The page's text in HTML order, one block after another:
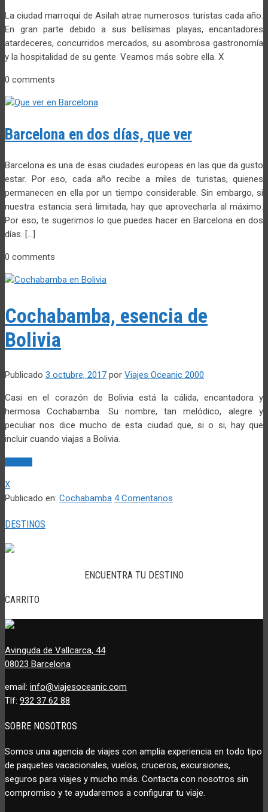
La ciudad marroquí de Asilah atrae numerosos turistas cada año.
En gran parte debido a sus bellísimas playas, encantadores
atardeceres, concurridos mercados, su asombrosa gastronomía
y la hospitalidad de su gente. Veamos más sobre ella. X
0 comments
Barcelona en dos días, que ver
Barcelona es una de esas ciudades europeas en las que da gusto
estar. Por eso, cada año recibe a miles de turistas, quienes
permanecen en ella por un tiempo considerable. Sin embargo, si
nuestra estancia será limitada, hay que aprovecharla al máximo.
Por eso, te sugerimos lo que puedes hacer en Barcelona en dos
días. […]
0 comments
Cochabamba, esencia de
Bolivia
Publicado 3 octubre, 2017 por Viajes Oceanic 2000
Casi en el corazón de Bolivia está la cálida, encantadora y
hermosa Cochabamba. Su nombre, tan melódico, alegre y
peculiar nos dice mucho de esta ciudad que, si o si, hay que
incluir cuando viajas a Bolivia.
X
Publicado en: Cochabamba 4 Comentarios
DESTINOS
ENCUENTRA TU DESTINO
CARRITO
Avinguda de Vallcarca, 44
08023 Barcelona
email: info@viajesoceanic.com
Tlf: 932 37 62 88
SOBRE NOSOTROS
Somos una agencia de viajes con amplia experiencia en todo tipo
de paquetes vacacionales, vuelos, cruceros, excursiones,
seguros para viajes y mucho más. Contacta con nosotros sin
compromiso y te ayudaremos a configurar tu viaje.